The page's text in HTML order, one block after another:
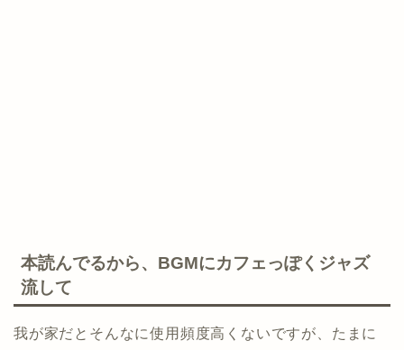
本読んでるから、BGMにカフェっぽくジャズ
流して
我が家だとそんなに使用頻度高くないですが、たまに